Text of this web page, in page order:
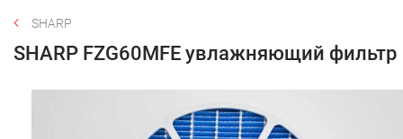
SHARP
SHARP FZG60MFE увлажняющий фильтр